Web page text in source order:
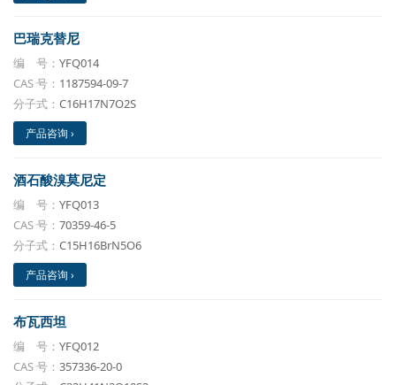
巴瑞克替尼
编 号： YFQ014
CAS 号： 1187594-09-7
分子式： C16H17N7O2S
产品咨询 ›
酒石酸溴莫尼定
编 号： YFQ013
CAS 号： 70359-46-5
分子式： C15H16BrN5O6
产品咨询 ›
布瓦西坦
编 号： YFQ012
CAS 号： 357336-20-0